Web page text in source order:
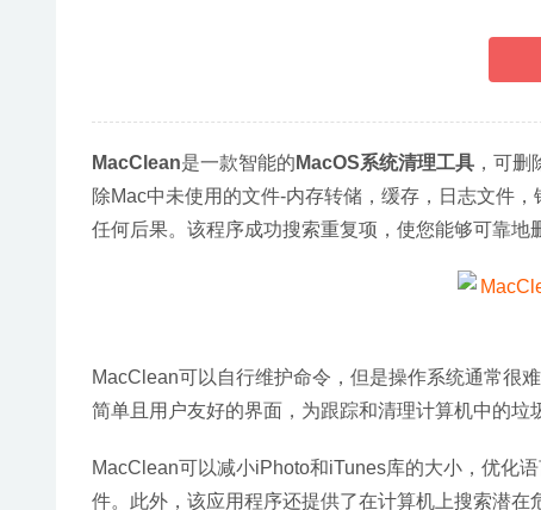
MacClean是一款智能的 MacOS系统清理工具 ，可删
除Mac中未使用的文件-内存转储，缓存，日志文件
任何后果。该程序成功搜索重复项，使您能够可靠地
MacClean可以自行维护命令，但是操作系统通常很
简单且用户友好的界面，为跟踪和清理计算机中的垃
MacClean可以减小iPhoto和iTunes库的大小，优化
件。此外，该应用程序还提供了在计算机上搜索潜在